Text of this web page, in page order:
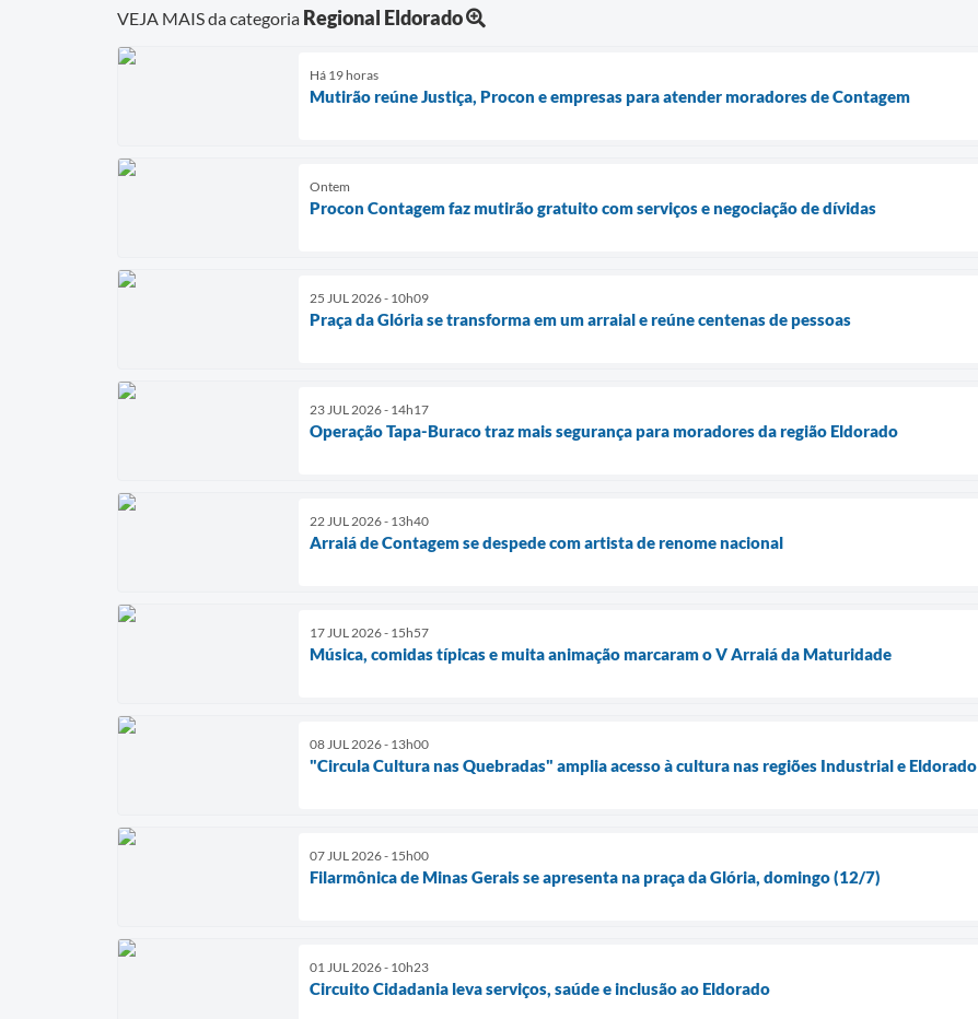
VEJA MAIS da categoria Regional Eldorado
Há 19 horas
Mutirão reúne Justiça, Procon e empresas para atender moradores de Contagem
Ontem
Procon Contagem faz mutirão gratuito com serviços e negociação de dívidas
25 JUL 2026 - 10h09
Praça da Glória se transforma em um arraial e reúne centenas de pessoas
23 JUL 2026 - 14h17
Operação Tapa-Buraco traz mais segurança para moradores da região Eldorado
22 JUL 2026 - 13h40
Arraiá de Contagem se despede com artista de renome nacional
17 JUL 2026 - 15h57
Música, comidas típicas e muita animação marcaram o V Arraiá da Maturidade
08 JUL 2026 - 13h00
"Circula Cultura nas Quebradas" amplia acesso à cultura nas regiões Industrial e Eldorado
07 JUL 2026 - 15h00
Filarmônica de Minas Gerais se apresenta na praça da Glória, domingo (12/7)
01 JUL 2026 - 10h23
Circuito Cidadania leva serviços, saúde e inclusão ao Eldorado